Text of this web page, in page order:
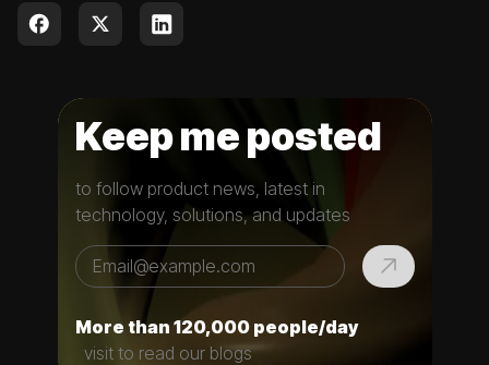
Keep me posted
to follow product news, latest in
technology, solutions, and updates
More than 120,000 people/day
visit to read our blogs